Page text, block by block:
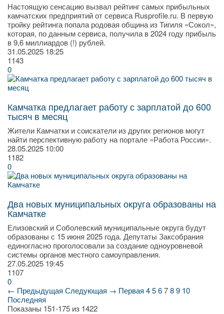
Настоящую сенсацию вызвал рейтинг самых прибыльных
камчатских предприятий от сервиса Rusprofile.ru. В первую
тройку рейтинга попала родовая община из Тигиля «Сокол»,
которая, по данным сервиса, получила в 2024 году прибыль
в 9,6 миллиардов (!) рублей.
31.05.2025 18:25
1143
0
Камчатка предлагает работу с зарплатой до 600
тысяч в месяц
Жители Камчатки и соискатели из других регионов могут
найти перспективную работу на портале «Работа России».
28.05.2025 10:00
1182
0
Два новых муниципальных округа образованы на
Камчатке
Елизовский и Соболевский муниципальные округа будут
образованы с 15 июня 2025 года. Депутаты Заксобрания
единогласно проголосовали за создание одноуровневой
системы органов местного самоуправления.
27.05.2025 19:45
1107
0
← Предыдущая Следующая → Первая 456789 10
Последняя
Показаны 151-175 из 1422